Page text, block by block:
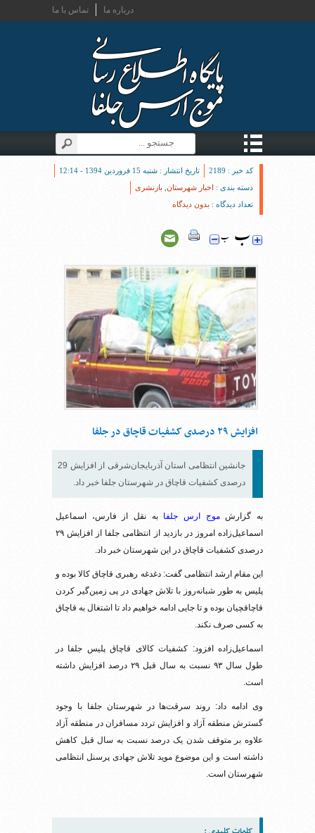
تماس با ما درباره ما
کد خبر : 2189
تاریخ انتشار : شنبه 15 فروردین 1394 - 12:14
دسته بندی : اخبار شهرستان بازنشری
تعداد دیدگاه : بدون دیدگاه
افزایش ۲۹ درصدی کشفیات قاچاق در جلفا
جانشین انتظامی استان آذربایجان‌شرقی از افزایش 29
درصدی کشفیات قاچاق در شهرستان جلفا خبر داد.
به گزارشموج ارس جلفا به نقل از فارس، اسماعیل
اسماعیل‌زاده امروز در بازدید از انتظامی جلفا از افزایش ۲۹
درصدی کشفیات قاچاق در این شهرستان خبر داد.
این مقام ارشد انتظامی گفت: دغدغه رهبری قاچاق کالا بوده و
پلیس به طور شبانه‌روز با تلاش جهادی در پی زمین‌گیر کردن
قاچاقچیان بوده و تا جایی ادامه خواهیم داد تا اشتغال به قاچاق
به کسی صرف نکند.
اسماعیل‌زاده افزود: کشفیات کالای قاچاق پلیس جلفا در
طول سال ۹۳ نسبت به سال قبل ۲۹ درصد افزایش داشته
است.
وی ادامه داد: روند سرقت‌ها در شهرستان جلفا با وجود
گسترش منطقه آزاد و افزایش تردد مسافران در منطقه آزاد
علاوه بر متوقف شدن یک درصد نسبت به سال قبل کاهش
داشته است و این موضوع موید تلاش جهادی پرسنل انتظامی
شهرستان است.